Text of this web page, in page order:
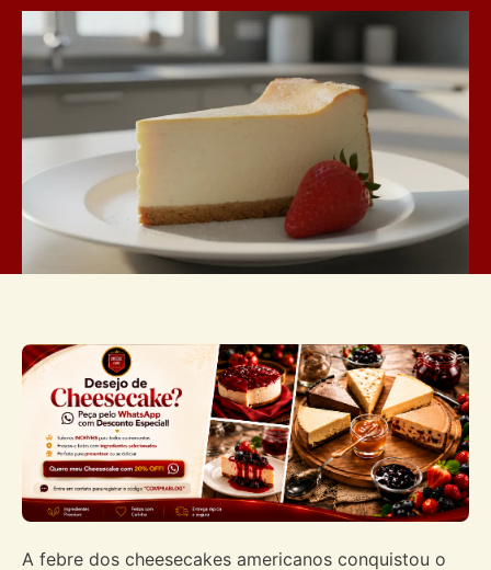
A febre dos cheesecakes americanos conquistou o